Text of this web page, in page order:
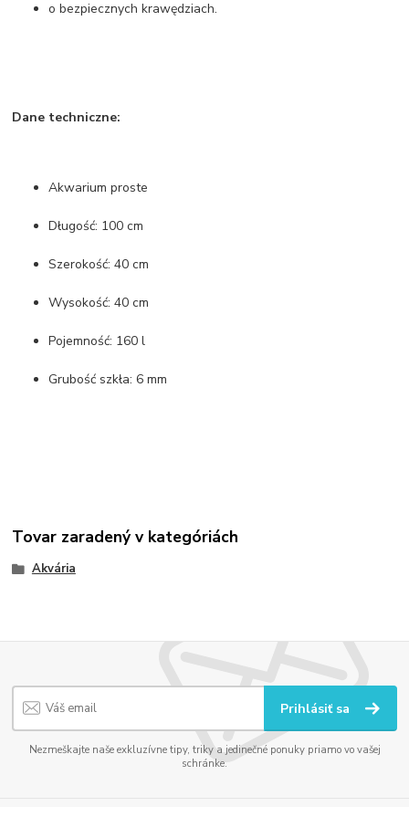
o bezpiecznych krawędziach.
Dane techniczne:
Akwarium proste
Długość: 100 cm
Szerokość: 40 cm
Wysokość: 40 cm
Pojemność: 160 l
Grubość szkła: 6 mm
Tovar zaradený v kategóriách
Akvária
Prihlásiť sa
Nezmeškajte naše exkluzívne tipy, triky a jedinečné ponuky priamo vo vašej
schránke.